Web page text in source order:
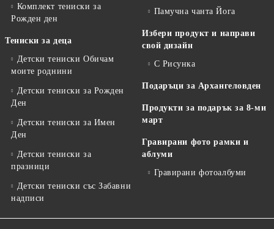
Комплект тениски за
Рожден ден
Тениски за деца
Детски тениски Обичам
моите роднини
Детски тениски за Рожден
Ден
Детски тениски за Имен
Ден
Детски тениски за
празници
Детски тениски със Забавни
надписи
Памучна чанта Йога
Избери продукт и направи
свой дизайн
С Рисунка
Подаръци за Архангеловден
Продукти за подарък за 8-ми
март
Гравирани фото рамки и
аблуми
Гравирани фотоалбуми